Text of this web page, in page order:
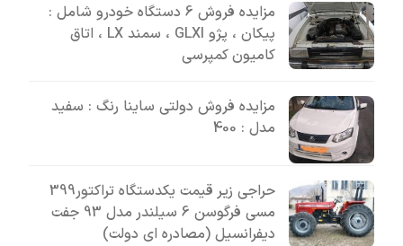
مزایده فروش 6 دستگاه خودرو شامل :
پیکان ، پژو GLXI ، سمند LX ، اتاق
کامیون کمپرسی
مزایده فروش دولتی ساینا رنگ : سفید
مدل : 400
حراجی زیر قیمت یکدستگاه تراکتور399
مسی فرگوسن 6 سیلندر مدل 93 جفت
دیفرانسیل (مصادره ای دولت)